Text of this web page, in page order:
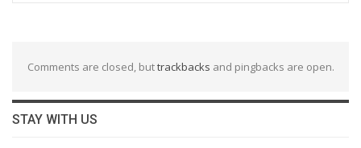
Comments are closed, buttrackbacks and pingbacks are open.
STAY WITH US